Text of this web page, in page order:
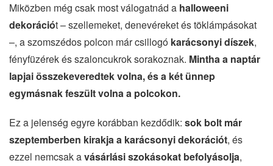
Miközben még csak most válogatnád a halloweeni
dekorációt – szellemeket, denevéreket és töklámpásokat
–, a szomszédos polcon már csillogó karácsonyi díszek,
fényfüzérek és szaloncukrok sorakoznak. Mintha a naptár
lapjai összekeveredtek volna, és a két ünnep
egymásnak feszült volna a polcokon.
Ez a jelenség egyre korábban kezdődik: sok bolt már
szeptemberben kirakja a karácsonyi dekorációt, és
ezzel nemcsak avásárlási szokásokat befolyásolja,